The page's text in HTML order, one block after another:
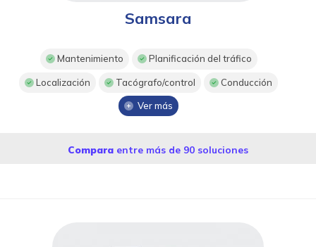
Samsara
Mantenimiento Planificación del tráfico
Localización Tacógrafo/control Conducción
Ver más
Compara entre más de 90 soluciones